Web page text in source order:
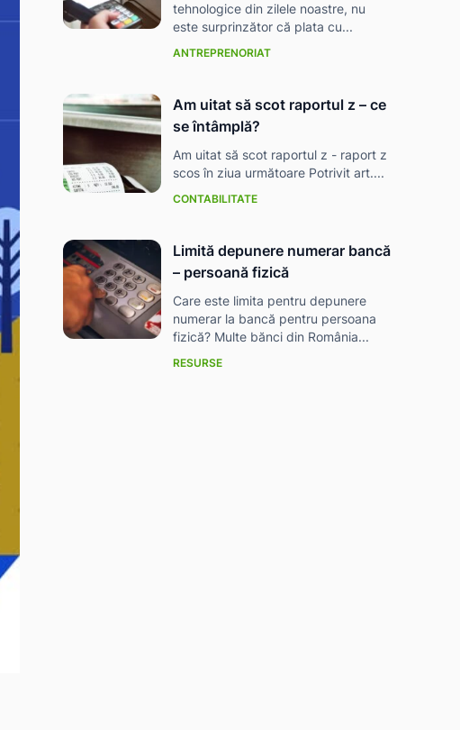
tehnologice din zilele noastre, nu
este surprinzător că plata cu...
ANTREPRENORIAT
Am uitat să scot raportul z – ce
se întâmplă?
Am uitat să scot raportul z - raport z
scos în ziua următoare Potrivit art....
CONTABILITATE
Limită depunere numerar bancă
– persoană fizică
Care este limita pentru depunere
numerar la bancă pentru persoana
fizică? Multe bănci din România...
RESURSE